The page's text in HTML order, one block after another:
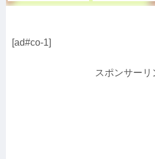
[ad#co-1]
スポンサーリ